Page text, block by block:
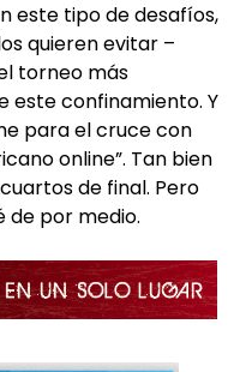
este tipo de desafíos,
quieren evitar –
torneo más
este confinamiento. Y
para el cruce con
online”. Tan bien
de final. Pero
de por medio.